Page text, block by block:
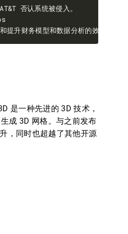
是一种先进的 3D 技术，
成 3D 网格。与之前发布
，同时也超越了其他开源